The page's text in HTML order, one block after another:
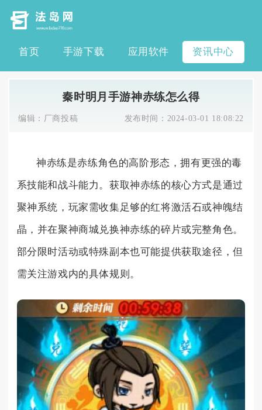
首页 手游下载 应用软件 资讯中心
秦时明月手游神赤练怎么得
编辑： 厂商投稿 发布时间： 2024-03-01 18:08:22
神赤练是赤练角色的高阶形态，拥有更强的毒
系技能和战斗能力。获取神赤练的核心方式是通过
聚神系统，玩家需收集足够的红将激活石或神魄结
晶，并在聚神商城兑换神赤练的碎片或完整角色。
部分限时活动或特殊副本也可能提供获取途径，但
需关注游戏内的具体规则。